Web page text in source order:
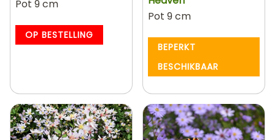
Pot 9 cm
OP BESTELLING
Pot 9 cm
BEPERKT
BESCHIKBAAR